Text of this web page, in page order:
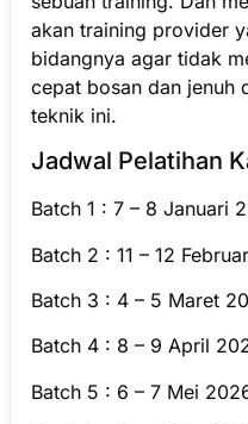
akan training provider
bidangnya agar tidak
cepat bosan dan jenuh
teknik ini.
Jadwal Pelatihan
Batch 1 : 7 – 8 Januari
Batch 2 : 11 – 12
Batch 3 : 4 – 5 Maret
Batch 4 : 8 – 9 April
Batch 5 : 6 – 7 Mei